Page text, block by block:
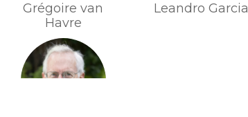
Grégoire van
Havre
Leandro Garcia